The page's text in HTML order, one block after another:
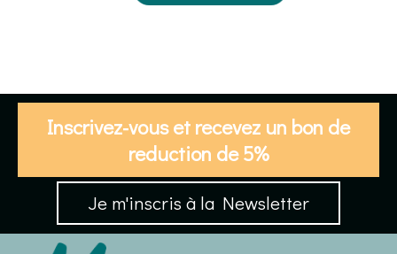
Inscrivez-vous et recevez un bon de
reduction de 5%
Je m'inscris à la Newsletter